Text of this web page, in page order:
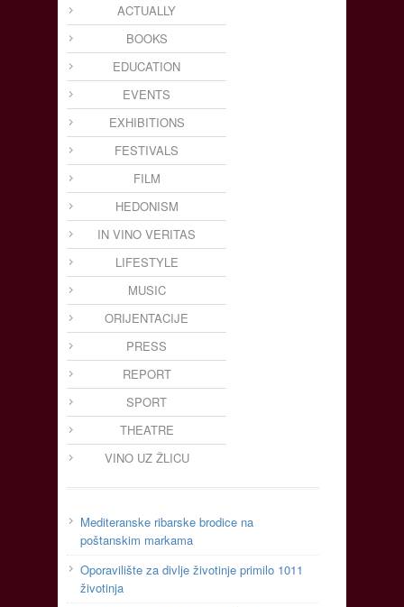
ACTUALLY
BOOKS
EDUCATION
EVENTS
EXHIBITIONS
FESTIVALS
FILM
HEDONISM
IN VINO VERITAS
LIFESTYLE
MUSIC
ORIJENTACIJE
PRESS
REPORT
SPORT
THEATRE
VINO UZ ŽLICU
Mediteranske ribarske brodice na
poštanskim markama
Oporavilište za divlje životinje primilo 1011
životinja